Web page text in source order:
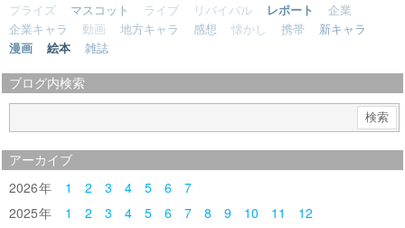
プライズ
マスコット ライブ リバイバル レポート
企業
企業キャラ
動画 地方キャラ 感想 懐かし 携帯
新キャラ
漫画
絵本 雑誌
ブログ内検索
アーカイブ
2026 1 2 3 4 5 6
7
2025
1 2 3 4 5 6 7 8 9 10 11
12